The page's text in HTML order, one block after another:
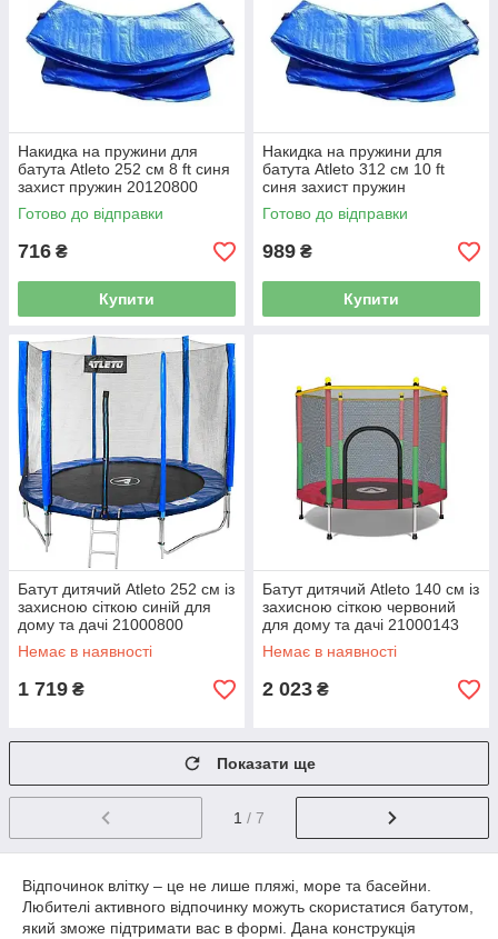
Накидка на пружини для
батута Atleto 252 см 8 ft синя
захист пружин 20120800
Готово до відправки
716 ₴
Купити
Накидка на пружини для
батута Atleto 312 см 10 ft
синя захист пружин
20121000
Готово до відправки
989 ₴
Купити
Батут дитячий Atleto 252 см із
захисною сіткою синій для
дому та дачі 21000800
Немає в наявності
1 719 ₴
Батут дитячий Atleto 140 см із
захисною сіткою червоний
для дому та дачі 21000143
Немає в наявності
2 023 ₴
Показати ще
1 / 7
Відпочинок влітку – це не лише пляжі, море та басейни.
Любителі активного відпочинку можуть скористатися батутом,
який зможе підтримати вас в формі. Дана конструкція